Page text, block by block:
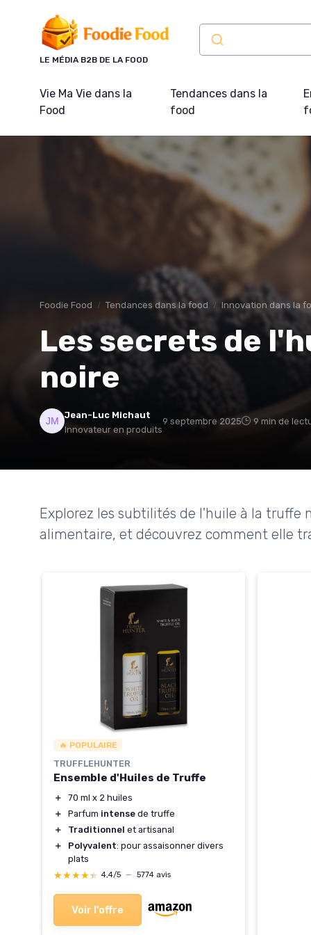
LE MÉDIA B2B DE LA FOOD
Vie Ma Vie dans la
Food
Tendances dans la
food
Foodie Food Tendances dans la food Innovation dans la
Les secrets de
noire
Jean-Luc Michaut
Innovateur en produits
9 septembre 2025 9 min de
Explorez les subtilités de l'huile à la
alimentaire, et découvrez comment elle
🔥 POPULAIRE
TRUFFLEHUNTER
Ensemble d'Huiles de Truffe
＋
70 ml x 2 huiles
＋
Parfum intense de truffe
＋
Traditionnel et artisanal
＋
Polyvalent: pour assaisonner divers
plats
★★★★★
★★★★★ 4,4/5 — 5774 avis
Voir l'offre